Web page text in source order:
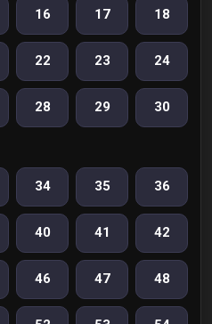
16 17 18
22 23 24
28 29 30
34 35 36
40 41 42
46 47 48